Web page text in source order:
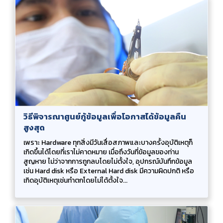
วิธีพิจารณาศูนย์กู้ข้อมูลเพื่อโอกาสได้ข้อมูลคืน
สูงสุด
เพราะ Hardware ทุกสิ่งมีวันเสื่อสภาพและบางครั้งอุบัติเหตุก็
เกิดขึ้นได้โดยที่เราไม่คาดหมาย เมื่อถึงวันที่ข้อมูลของท่าน
สูญหาย ไม่ว่าจากการถูกลบโดยไม่ตั้งใจ, อุปกรณ์บันทึกข้อมูล
เช่น Hard disk หรือ External Hard disk มีความผิดปกติ หรือ
เกิดอุบัติเหตุเช่นทำตกโดยไม่ได้ตั้งใจ...